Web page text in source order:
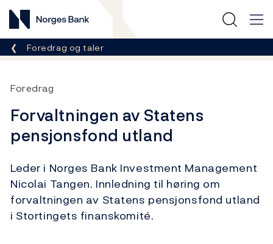
Norges Bank
Her er du nå:
Foredrag og taler
Foredrag
Forvaltningen av Statens
pensjonsfond utland
Leder i Norges Bank Investment Management
Nicolai Tangen. Innledning til høring om
forvaltningen av Statens pensjonsfond utland
i Stortingets finanskomité.